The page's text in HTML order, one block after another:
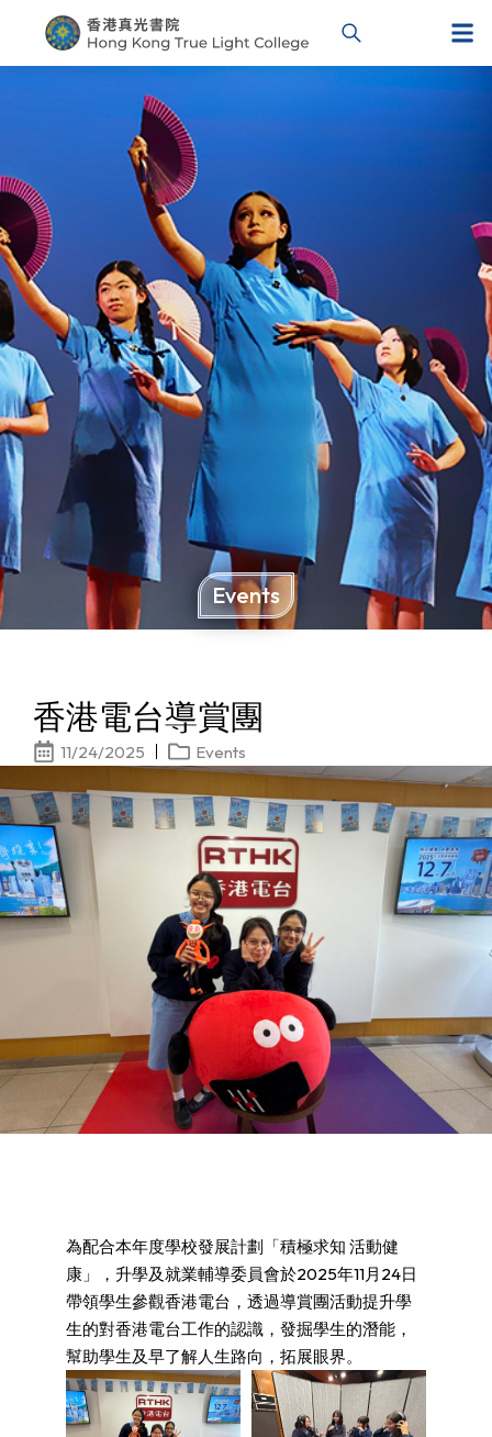
Events
香港電台導賞團
11/24/2025 Events
為配合本年度學校發展計劃「積極求知 活動健
康」，升學及就業輔導委員會於2025年11月24日
帶領學生參觀香港電台，透過導賞團活動提升學
生的對香港電台工作的認識，發掘學生的潛能，
幫助學生及早了解人生路向，拓展眼界。